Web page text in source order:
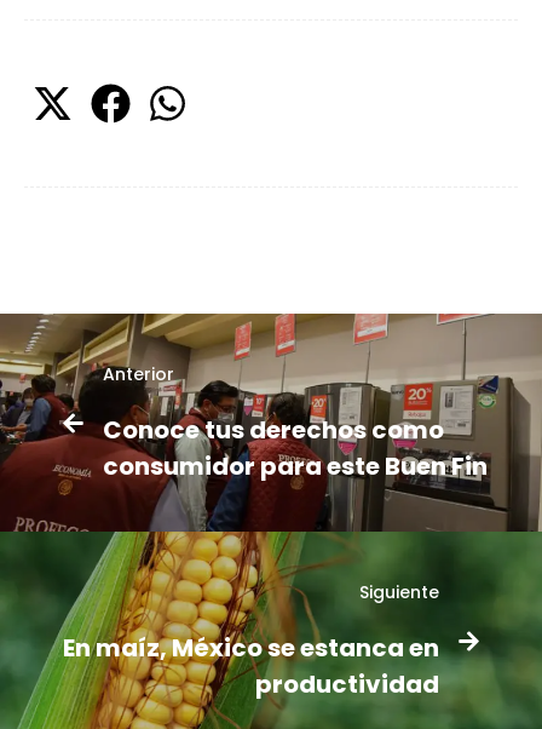
Anterior
Conoce tus derechos como
consumidor para este Buen Fin
Siguiente
En maíz, México se estanca en
productividad